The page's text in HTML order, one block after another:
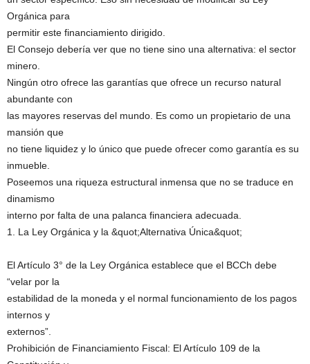
Orgánica para
permitir este financiamiento dirigido.
El Consejo debería ver que no tiene sino una alternativa: el sector
minero.
Ningún otro ofrece las garantías que ofrece un recurso natural
abundante con
las mayores reservas del mundo. Es como un propietario de una
mansión que
no tiene liquidez y lo único que puede ofrecer como garantía es su
inmueble.
Poseemos una riqueza estructural inmensa que no se traduce en
dinamismo
interno por falta de una palanca financiera adecuada.
1. La Ley Orgánica y la &quot;Alternativa Única&quot;
El Artículo 3° de la Ley Orgánica establece que el BCCh debe
“velar por la
estabilidad de la moneda y el normal funcionamiento de los pagos
internos y
externos”.
Prohibición de Financiamiento Fiscal: El Artículo 109 de la